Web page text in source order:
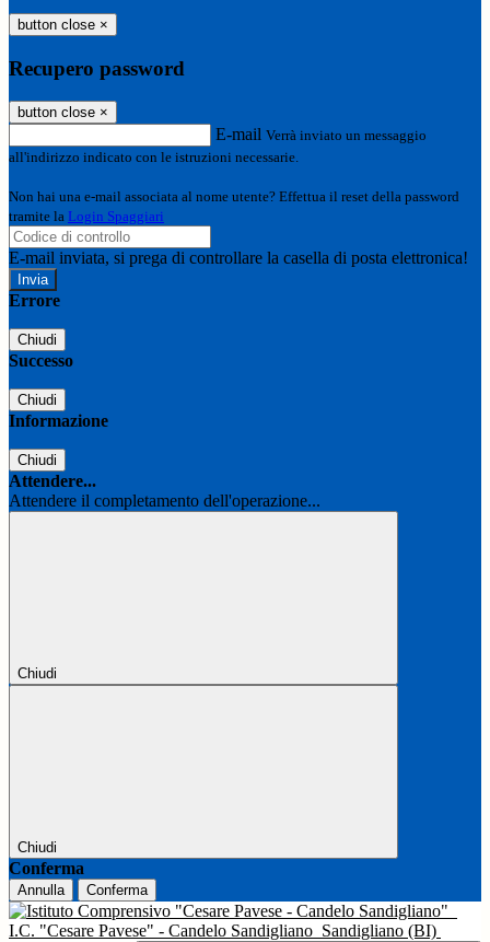
button close ×
Recupero password
button close ×
E-mail Verrà inviato un messaggio
all'indirizzo indicato con le istruzioni necessarie.
Non hai una e-mail associata al nome utente? Effettua il reset della password
tramite la Login Spaggiari
E-mail inviata, si prega di controllare la casella di posta elettronica!
Errore
Chiudi
Successo
Chiudi
Informazione
Chiudi
Attendere...
Attendere il completamento dell'operazione...
Chiudi
Chiudi
Conferma
Annulla Conferma
I.C. "Cesare Pavese" - Candelo Sandigliano Sandigliano (BI)